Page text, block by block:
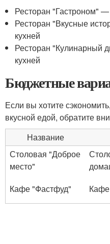
Ресторан "Гастроном" —
Ресторан "Вкусные
кухней
Ресторан "Кулинарный
кухней
Бюджетные
Если вы хотите
вкусной едой, обратите
Название
Столовая "Доброе
место"
Кафе "Фастфуд"